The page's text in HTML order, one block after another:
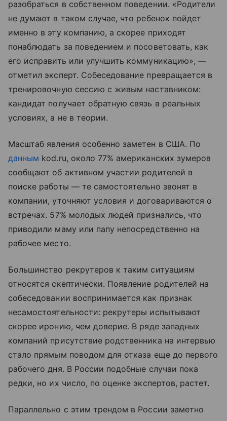
разобраться в собственном поведении. «Родители
не думают в таком случае, что ребенок пойдет
именно в эту компанию, а скорее приходят
понаблюдать за поведением и посоветовать, как
его исправить или улучшить коммуникацию», —
отметил эксперт. Собеседование превращается в
тренировочную сессию с живым наставником:
кандидат получает обратную связь в реальных
условиях, а не в теории.
Масштаб явления особенно заметен в США. По
данным kod.ru, около 77% американских зумеров
сообщают об активном участии родителей в
поиске работы — те самостоятельно звонят в
компании, уточняют условия и договариваются о
встречах. 57% молодых людей признались, что
приводили маму или папу непосредственно на
рабочее место.
Большинство рекрутеров к таким ситуациям
относятся скептически. Появление родителей на
собеседовании воспринимается как признак
несамостоятельности: рекрутеры испытывают
скорее иронию, чем доверие. В ряде западных
компаний присутствие родственника на интервью
стало прямым поводом для отказа еще до первого
рабочего дня. В России подобные случаи пока
редки, но их число, по оценке экспертов, растет.
Параллельно с этим трендом в России заметно